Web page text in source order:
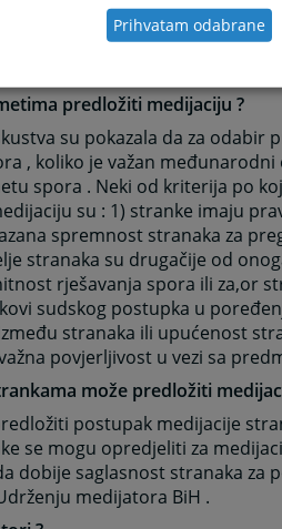
tražiti od suda . Iskustva u
, te da u oko 60% predmeta
i u najvećem broju
predložiti medijaciju ?
su pokazala da za odabir
, koliko je važan
spora . Neki od kriterija po
su : 1) stranke imaju
spremnost stranaka za
stranaka su drugačije od
rješavanja spora ili za,or
sudskog postupka u
stranaka ili upućenost
povjerljivost u vezi sa
može predložiti
postupak medijacije
se mogu opredjeliti za
dobije saglasnost stranaka za
medijatora BiH .
Prihvatam odabrane